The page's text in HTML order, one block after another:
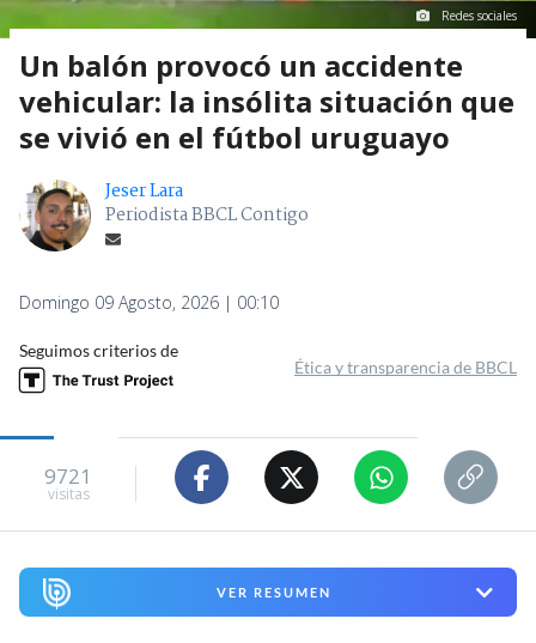
Redes sociales
Un balón provocó un accidente
vehicular: la insólita situación que
se vivió en el fútbol uruguayo
Jeser Lara
Periodista BBCL Contigo
Domingo 09 Agosto, 2026 | 00:10
Seguimos criterios de
Ética y transparencia de BBCL
9721
visitas
VER RESUMEN